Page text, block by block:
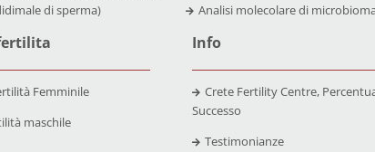
di sperma)
Analisi molecolare di
Femminile
maschile
Info
Crete Fertility Centre,
Successo
Testimonianze